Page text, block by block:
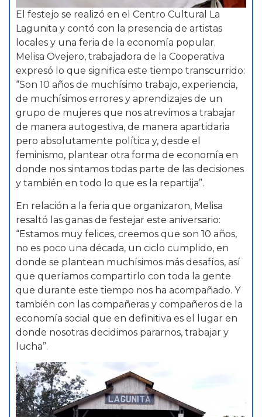
El festejo se realizó en el Centro Cultural La
Lagunita y contó con la presencia de artistas
locales y una feria de la economía popular.
Melisa Ovejero, trabajadora de la Cooperativa
expresó lo que significa este tiempo transcurrido:
“Son 10 años de muchísimo trabajo, experiencia,
de muchísimos errores y aprendizajes de un
grupo de mujeres que nos atrevimos a trabajar
de manera autogestiva, de manera apartidaria
pero absolutamente política y, desde el
feminismo, plantear otra forma de economía en
donde nos sintamos todas parte de las decisiones
y también en todo lo que es la repartija”.
En relación a la feria que organizaron, Melisa
resaltó las ganas de festejar este aniversario:
“Estamos muy felices, creemos que son 10 años,
no es poco una década, un ciclo cumplido, en
donde se plantean muchísimos más desafíos, así
que queríamos compartirlo con toda la gente
que durante este tiempo nos ha acompañado. Y
también con las compañeras y compañeros de la
economía social que en definitiva es el lugar en
donde nosotras decidimos pararnos, trabajar y
lucha”.